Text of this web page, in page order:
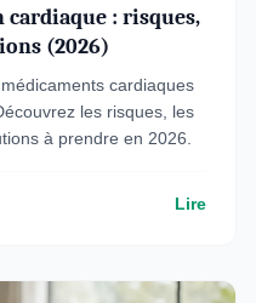
: risques,
(2026)
cardiaques
les risques, les
à prendre en 2026.
Lire